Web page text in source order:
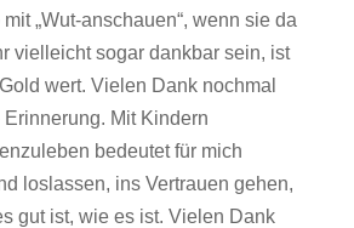
mit „Wut-anschauen“, wenn sie da
vielleicht sogar dankbar sein, ist
wert. Vielen Dank nochmal
Erinnerung. Mit Kindern
bedeutet für mich
loslassen, ins Vertrauen gehen,
gut ist, wie es ist. Vielen Dank